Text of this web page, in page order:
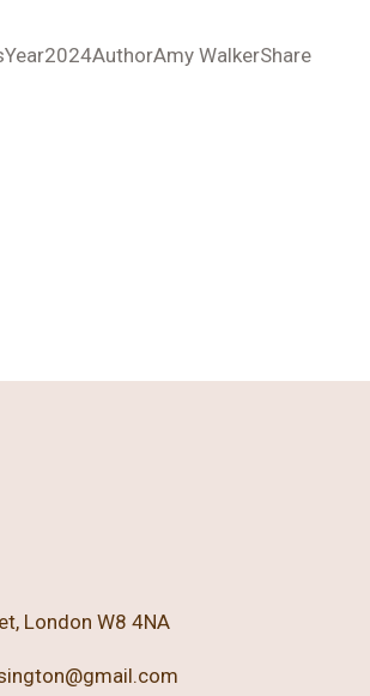
Year2024AuthorAmy WalkerShare
London W8 4NA